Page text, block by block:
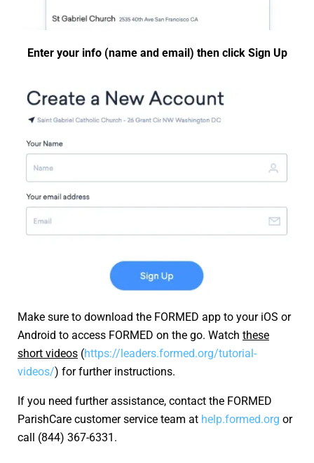
Enter your info (name and email) then click Sign Up
Make sure to download the FORMED app to your iOS or
Android to access FORMED on the go. Watch these
short videos (https://leaders.formed.org/tutorial-
videos/) for further instructions.
If you need further assistance, contact the FORMED
ParishCare customer service team at help.formed.org or
call (844) 367-6331.